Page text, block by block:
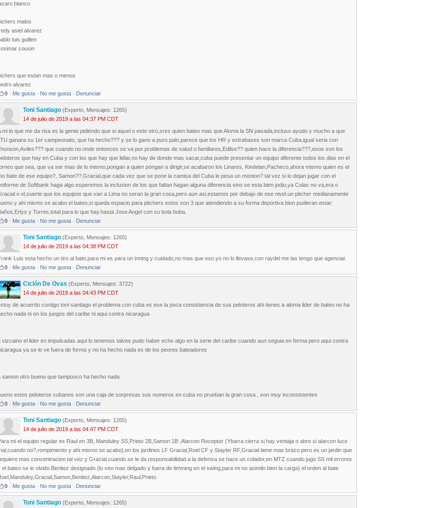
blanco
malos
asiel alvarez
luis guillen
cousin
que estan mas o menos
alvarez
0 · Me gusta · No me gusta · Denunciar
Toni Santiago (Experto, Mensajes: 1265)
14 de julio de 2019 a las 04:37 PM CDT
mi lo que me da risa es la gente pidiendo que si aquel o este otro,sres quien bateo mas que Aloma la SN pasada,incluso ayudo y mucho a que
ganara su 1er campeonato, que ha hecho??? y se lo gano a puro palo,parece que los HR y extrabases son marca Cuba,igual seria con
que cuando no rinde entonces se va por problemas de salud o familiares,Edilse?? quien hace la diferencia???,esos son los
que hay en Cuba y con los que hay que lidiar,no hay de donde mas sacar,cuba puede presentar un equipo diferente todos los dias en el
que sea, que va ser mas de lo mismo,pongan a quien pongan a dirigir,se acabaron los Linares, Kindelan,Pacheco,ahora mismo quien es el
bate de ese equipo?, Samon??,Gracial,que cada vez que se pone la camisa del Cuba le pesa un monton? tal vez si lo dejan jugar con el
de Softbank haga algo.esperemos la inclusion de los que faltan hagan alguna diferencia sino se esta bien jodio,ya Colas no va,era o
o el,suerte que los equipos que van a Lima no seran la gran cosa,pero aun asi,estamos por debajo de ese nivel.un pitcher medianamente
y ahi mismo se acabo el bateo,si queda espacio para pitchers estos son 3 que atendiendo a su forma deportiva bien pudieran estar:
y Torres,total para lo que hay.hasta Jose Angel con su bola boba.
0 · Me gusta · No me gusta · Denunciar
Toni Santiago (Experto, Mensajes: 1265)
14 de julio de 2019 a las 04:38 PM CDT
Luis esta hecho un tiro al bate,para mi es para un inning y cuidado,no mas que eso.yo no lo llevase,con raydel me las tengo que agenciar.
0 · Me gusta · No me gusta · Denunciar
Ciclón De Ovas (Experto, Mensajes: 3722)
14 de julio de 2019 a las 04:43 PM CDT
de acuerdo contigo toni santiago el problema con cuba es ese la poca consistencia de sus peloteros ahi tienes a aloma lider de bateo no ha
nada ni en los juegos del caribe ni aqui contra nicaragua
vizcaino el lider en impulsadas aqui lo tenemos talves pudo haber echo algo en la serie del caribe cuando aun seguia en forma pero aqui contra
ya se le ve fuera de forma y no ha hecho nada es de los peores bateadores
samon otro bueno que tampooco ha hecho nada
estos peloteros cubanos son una caja de sorpresas sus numeros en cuba no prueban la gran cosa , son muy inconsistentes
0 · Me gusta · No me gusta · Denunciar
Toni Santiago (Experto, Mensajes: 1265)
14 de julio de 2019 a las 04:47 PM CDT
mi el equipo regular es Raul en 3B, Manduley SS,Prieto 2B,Samon 1B ,Alarcon Receptor (Ybarra cierra si hay ventaja o abre si alarcon luce
no?,rompimiento y ahi mismo se acabo),en los jardines LF Gracial,Roel CF y Stayler RF,Gracial tiene mas brazo pero es un jardin que
mas concentracion tal vez y Gracial cuando se le da responsabilidad a la defensa se hace un colador,en MTZ cuando jugo SS mil errores
el bateo se le olvido.Benitez designado (lo veo mas delgado y fuera de timming en el swing,para mi no asimilo bien la carga) el orden al bate
0 · Me gusta · No me gusta · Denunciar
Toni Santiago (Experto, Mensajes: 1265)